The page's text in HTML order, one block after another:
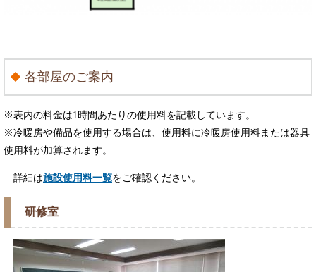
各部屋のご案内
※表内の料金は1時間あたりの使用料を記載しています。
※冷暖房や備品を使用する場合は、使用料に冷暖房使用料または器具
使用料が加算されます。
詳細は施設使用料一覧をご確認ください。
研修室